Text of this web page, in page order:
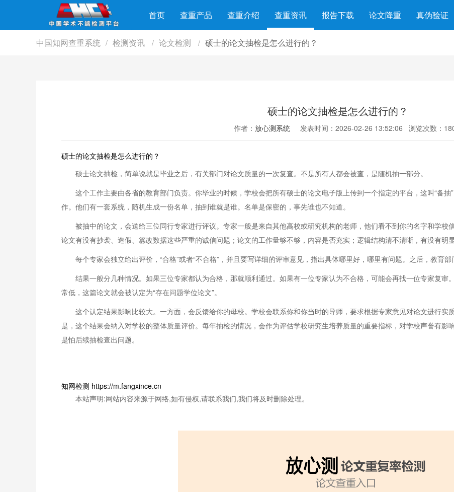
首页 查重产品 查重介绍 查重资讯 报告下载 论文降重 真伪验证
中国知网查重系统 / 检测资讯 / 论文检测 / 硕士的论文抽检是怎么进行的？
硕士的论文抽检是怎么进行的？
作者： 放心测系统 发表时间：2026-02-26 13:52:06 浏览次数：
硕士的论文抽检是怎么进行的？
硕士论文抽检，简单说就是毕业之后，有关部门对论文质量的一次复查。不是所有人都会被查，是随机抽一部分。
这个工作主要由各省的教育部门负责。你毕业的时候，学校会把所有硕士的论文电子版上传到一个指定的平台，这叫“备
作。他们有一套系统，随机生成一份名单，抽到谁就是谁。名单是保密的，事先谁也不知道。
被抽中的论文，会送给三位同行专家进行评议。专家一般是来自其他高校或研究机构的老师，他们看不到你的名字和学校
论文有没有抄袭、造假、篡改数据这些严重的诚信问题；论文的工作量够不够，内容是否充实；逻辑结构清不清晰，有没有明
每个专家会独立给出评价，“合格”或者“不合格”，并且要写详细的评审意见，指出具体哪里好，哪里有问题。之后，教育部
结果一般分几种情况。如果三位专家都认为合格，那就顺利通过。如果有一位专家认为不合格，可能会再找一位专家复
常低，这篇论文就会被认定为“存在问题学位论文”。
这个认定结果影响比较大。一方面，会反馈给你的母校。学校会联系你和你当时的导师，要求根据专家意见对论文进行实
是，这个结果会纳入对学校的整体质量评价。每年抽检的情况，会作为评估学校研究生培养质量的重要指标，对学校声誉有
是怕后续抽检查出问题。
知网检测 https://m.fangxince.cn
本站声明:网站内容来源于网络,如有侵权,请联系我们,我们将及时删除处理。